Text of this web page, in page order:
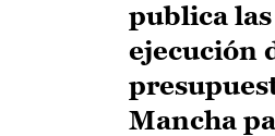
publica
ejecución
Mancha